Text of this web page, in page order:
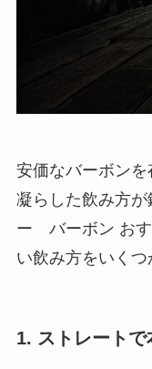
安価なバーボン
凝らした飲み方が
ー バーボン お
い飲み方をいくつ
1. ストレートで